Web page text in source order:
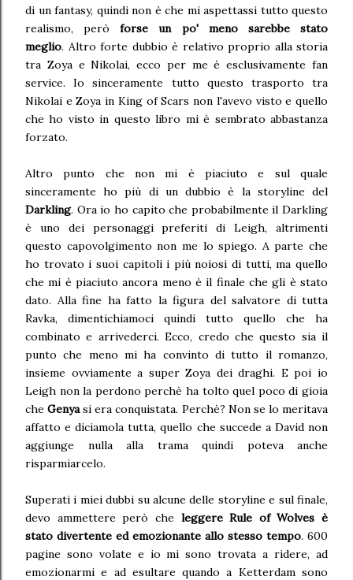
di un fantasy, quindi non è che mi aspettassi tutto questo
realismo, peròforse un po' meno sarebbe stato
meglio. Altro forte dubbio è relativo proprio alla storia
tra Zoya e Nikolai, ecco per me è esclusivamente fan
service. Io sinceramente tutto questo trasporto tra
Nikolai e Zoya in King of Scars non l'avevo visto e quello
che ho visto in questo libro mi è sembrato abbastanza
forzato.
Altro punto che non mi è piaciuto e sul quale
sinceramente ho più di un dubbio è la storyline del
Darkling. Ora io ho capito che probabilmente il Darkling
è uno dei personaggi preferiti di Leigh, altrimenti
questo capovolgimento non me lo spiego. A parte che
ho trovato i suoi capitoli i più noiosi di tutti, ma quello
che mi è piaciuto ancora meno è il finale che gli è stato
dato. Alla fine ha fatto la figura del salvatore di tutta
Ravka, dimentichiamoci quindi tutto quello che ha
combinato e arrivederci. Ecco, credo che questo sia il
punto che meno mi ha convinto di tutto il romanzo,
insieme ovviamente a super Zoya dei draghi. E poi io
Leigh non la perdono perchè ha tolto quel poco di gioia
cheGenyasi era conquistata. Perchè? Non se lo meritava
affatto e diciamola tutta, quello che succede a David non
aggiunge nulla alla trama quindi poteva anche
risparmiarcelo.
Superati i miei dubbi su alcune delle storyline e sul finale,
devo ammettere però che leggere Rule of Wolves è
stato divertente ed emozionante allo stesso tempo. 600
pagine sono volate e io mi sono trovata a ridere, ad
emozionarmi e ad esultare quando a Ketterdam sono